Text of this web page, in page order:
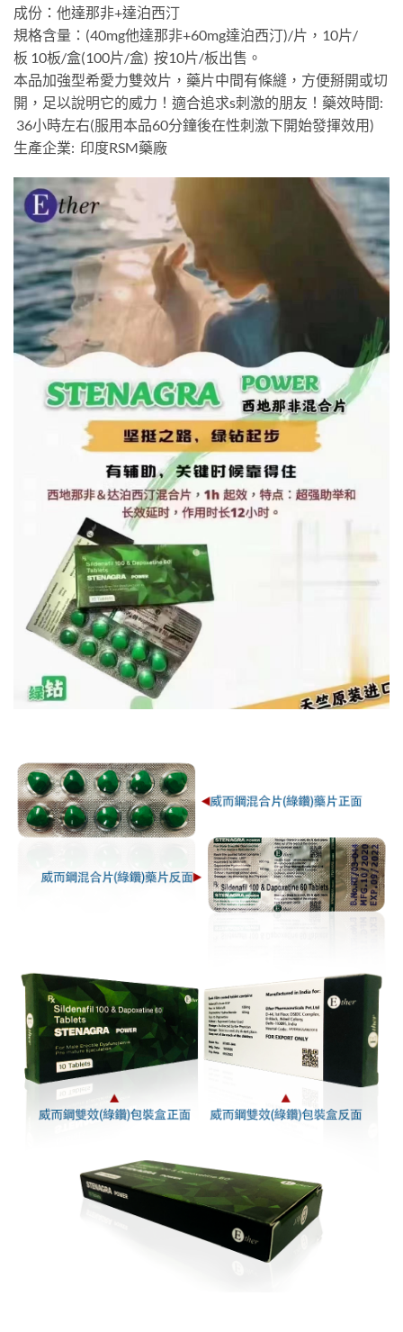
成份：他達那非+達泊西汀
規格含量：(40mg他達那非+60mg達泊西汀)/片，10片/
板 10板/盒(100片/盒) 按10片/板出售。
本品加強型希愛力雙效片，藥片中間有條縫，方便掰開或切
開，足以說明它的威力！適合追求s刺激的朋友！藥效時間:
36小時左右(服用本品60分鐘後在性刺激下開始發揮效用)
生產企業: 印度RSM藥廠